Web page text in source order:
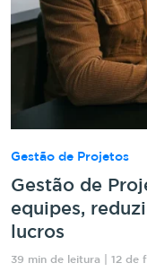
Gestão de Projetos
Gestão de
equipes,
lucros
39 min de leitura | 12 de